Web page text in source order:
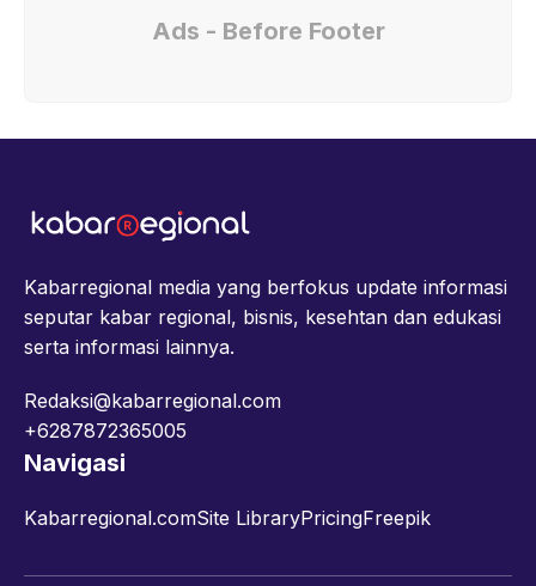
Ads - Before Footer
Kabarregional media yang berfokus update informasi
seputar kabar regional, bisnis, kesehtan dan edukasi
serta informasi lainnya.
Redaksi@kabarregional.com
+6287872365005
Navigasi
Kabarregional.comSite LibraryPricingFreepik